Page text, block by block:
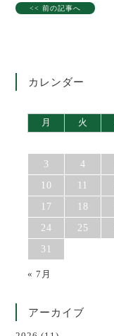
<< 前の記事へ
カレンダー
月
火
3
4
10
11
17
18
24
25
31
« 7月
アーカイブ